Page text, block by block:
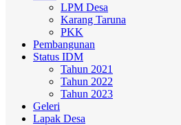
LPM Desa
Karang Taruna
PKK
Pembangunan
Status IDM
Tahun 2021
Tahun 2022
Tahun 2023
Geleri
Lapak Desa